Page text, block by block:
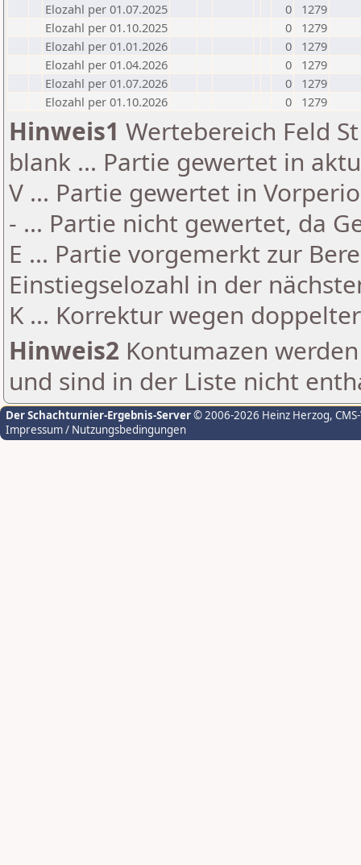
Elozahl per 01.07.2025
0
1279
Elozahl per 01.10.2025
0
1279
Elozahl per 01.01.2026
0
1279
Elozahl per 01.04.2026
0
1279
Elozahl per 01.07.2026
0
1279
Elozahl per 01.10.2026
0 1279
Hinweis1 Wertebereich Feld
blank ... Partie gewertet in
V ... Partie gewertet in
- ... Partie nicht gewertet, da
E ... Partie vorgemerkt zur
Einstiegselozahl in der
K ... Korrektur wegen
Hinweis2 Kontumazen
und sind in der Liste nicht
Der Schachturnier-Ergebnis-Server© 2006-2026 Heinz Herzog,
Impressum / Nutzungsbedingungen